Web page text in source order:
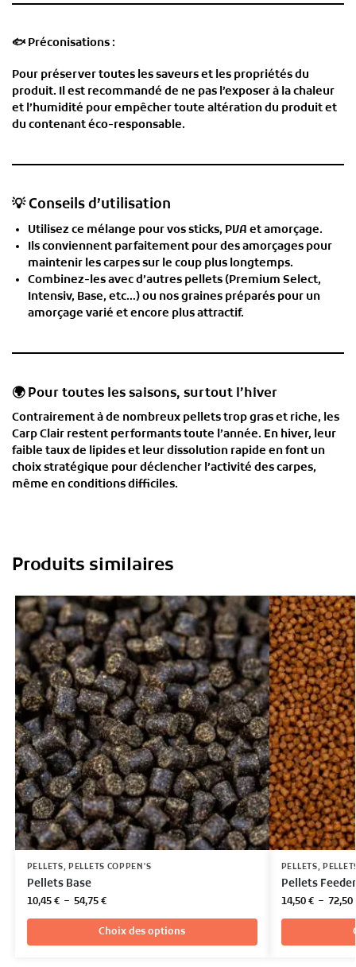
🐟 Préconisations :
Pour préserver toutes les saveurs et les propriétés du
produit. Il est recommandé de ne pas l’exposer à la chaleur
et l’humidité pour empêcher toute altération du produit et
du contenant éco-responsable.
💡 Conseils d’utilisation
Utilisez ce mélange pour vos sticks, PVA et amorçage.
Ils conviennent parfaitement pour des amorçages pour
maintenir les carpessur le coup plus longtemps.
Combinez-les avec d’autres pellets (Premium Select,
Intensiv, Base, etc…) ou nos graines préparés pour un
amorçage varié et encore plus attractif.
🌍 Pour toutes les saisons, surtout l’hiver
Contrairement à de nombreux pellets trop gras et riche, les
Carp Clair restent performants toute l’année. En hiver, leur
faible taux de lipides et leur dissolution rapide en font un
choix stratégique pour déclencher l’activité des carpes,
même en conditions difficiles.
Produits similaires
PELLETS,PELLETS COPPEN'S
Pellets Base
10,45€ – 54,75€
Choix des options
PELLETS,
Pellets Feeder
14,50€ – 72,50